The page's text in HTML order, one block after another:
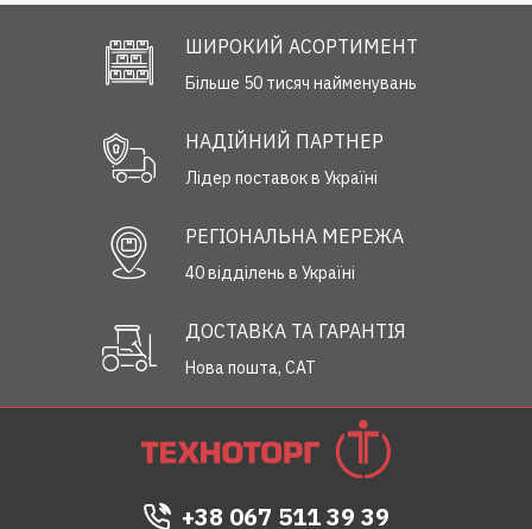
ШИРОКИЙ АСОРТИМЕНТ
Більше 50 тисяч найменувань
НАДІЙНИЙ ПАРТНЕР
Лідер поставок в Україні
РЕГІОНАЛЬНА МЕРЕЖА
40 відділень в Україні
ДОСТАВКА ТА ГАРАНТІЯ
Нова пошта, САТ
+38 067 511 39 39